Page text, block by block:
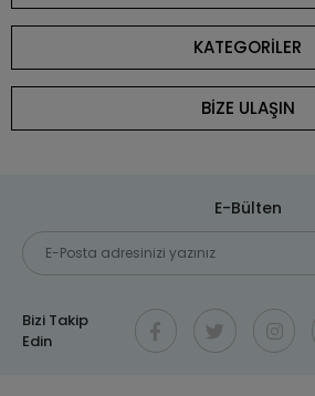
KATEGORİLER
BİZE ULAŞIN
E-Bülten
Bizi Takip
Edin